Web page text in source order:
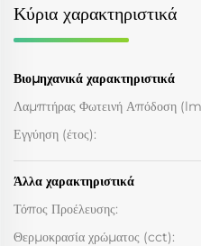
Κύρια χαρακτηριστικά
Βιομηχανικά χαρακτηριστικά
Λαμπτήρας Φωτεινή Απόδοση
Εγγύηση (έτος):
Άλλα χαρακτηριστικά
Τόπος Προέλευσης:
Θερμοκρασία χρώματος (cct):